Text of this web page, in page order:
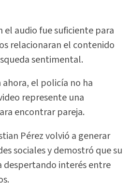
el audio fue suficiente para
relacionaran el contenido
sentimental.
el policía no ha
represente una
encontrar pareja.
Pérez volvió a generar
sociales y demostró que su
interés entre